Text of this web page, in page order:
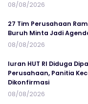
08/08/2026
27 Tim Perusahaan
Buruh Minta Jadi
08/08/2026
Iuran HUT RI Diduga
Perusahaan, Panitia
Dikonfirmasi
08/08/2026